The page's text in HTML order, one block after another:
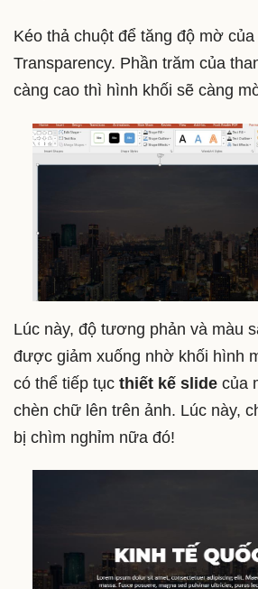
Kéo thả chuột để tăng độ mờ
Transparency. Phần trăm của
càng cao thì hình khối sẽ càng
Lúc này, độ tương phản và màu
được giảm xuống nhờ khối hình
có thể tiếp tục thiết kế slide của
chèn chữ lên trên ảnh. Lúc này,
bị chìm nghỉm nữa đó!